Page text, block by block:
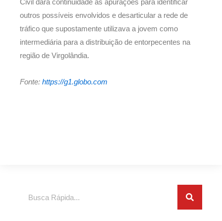
Civil dará continuidade às apurações para identificar
outros possíveis envolvidos e desarticular a rede de
tráfico que supostamente utilizava a jovem como
intermediária para a distribuição de entorpecentes na
região de Virgolândia.
Fonte: https://g1.globo.com